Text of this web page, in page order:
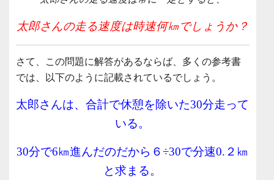
太郎さんの走る速度は時速何㎞でしょうか？
さて、この問題に解答があるならば、多くの参考書
では、以下のように記載されているでしょう。
太郎さんは、合計で休憩を除いた30分走って
いる。
30分で6㎞進んだのだから６÷30で分速0.２㎞
と求まる。